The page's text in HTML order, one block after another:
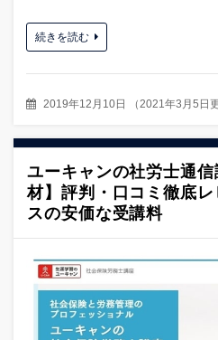
続きを読む
2019年12月10日 （2021年3月5日
ユーキャンの社労士通
材】評判・口コミ徹底
スの安価な受講料